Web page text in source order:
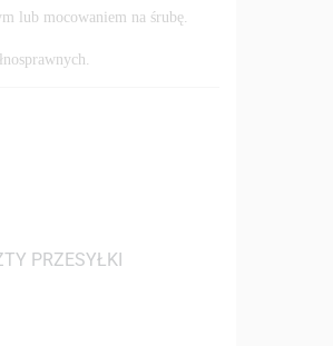
lub mocowaniem na śrubę.
PRZESYŁKI